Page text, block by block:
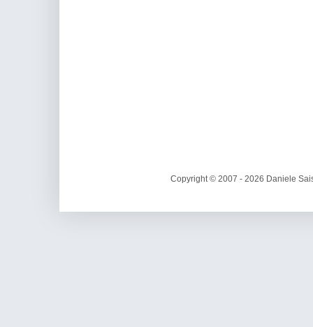
Copyright © 2007 - 2026 Daniele